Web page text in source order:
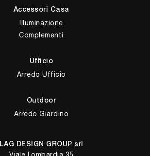
Accessori Casa
Illuminazione
Complementi
Ufficio
Arredo Ufficio
Outdoor
Arredo Giardino
LAG DESIGN GROUP srl